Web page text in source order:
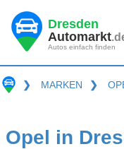
Dresden
Automarkt
Autos einfach finden
❯ MARKEN ❯
Opel in